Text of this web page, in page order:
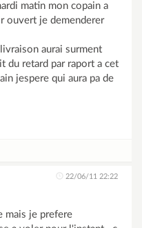
matin mon copain a
ouvert je demenderer
aurai surment
du retard par raport a cet
jespere qui aura pa de
22/06/11 22:22
mais je prefere